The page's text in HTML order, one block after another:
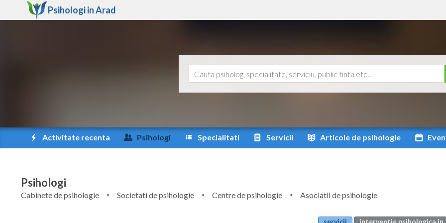
Psihologi inArad
Activitate recenta Psihologi Specialitati Servicii Articole de psihologie
Psihologi
Cabinete de psihologie Societati de psihologie Centre de psihologie
Asociatii de psihologie
servicii
interventie psihologica